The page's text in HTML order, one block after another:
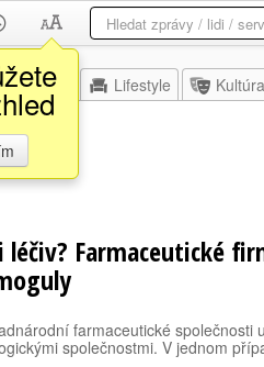
Z domova Lifestyle Kultúra
léčiv? Farmaceutické
farmaceutické společnosti
společnostmi. V jednom